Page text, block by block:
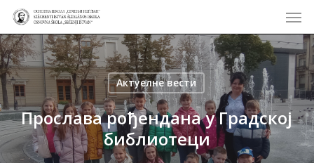
Skip
main
content
Актуелне вести
Прослава рођендана у Градској
библиотеци